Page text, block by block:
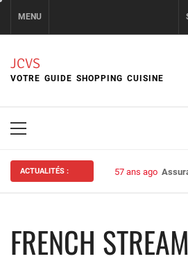
content
MENU
JCVS
VOTRE GUIDE SHOPPING CUISINE
Primary
ACTUALITÉS : 57 ans ago
FRENCH